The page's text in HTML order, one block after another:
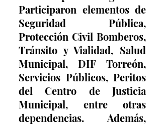
Participaron elementos de
Seguridad Pública,
Protección Civil Bomberos,
Tránsito y Vialidad, Salud
Municipal, DIF Torreón,
Servicios Públicos, Peritos
del Centro de Justicia
Municipal, entre otras
dependencias. Además,